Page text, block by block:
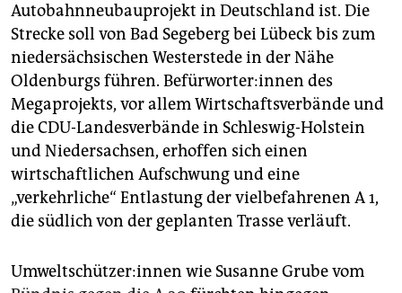
Autobahnneubauprojekt in Deutschland ist. Die
Strecke soll von Bad Segeberg bei Lübeck bis zum
niedersächsischen Westerstede in der Nähe
Oldenburgs führen. Be­für­wor­te­r:in­nen des
Megaprojekts, vor allem Wirtschaftsverbände und
die CDU-Landesverbände in Schleswig-Holstein
und Niedersachsen, erhoffen sich einen
wirtschaftlichen Aufschwung und eine
„verkehrliche“ Entlastung der vielbefahrenen A 1,
die südlich von der geplanten Trasse verläuft.
Um­welt­schüt­ze­r:in­nen wie Susanne Grube vom